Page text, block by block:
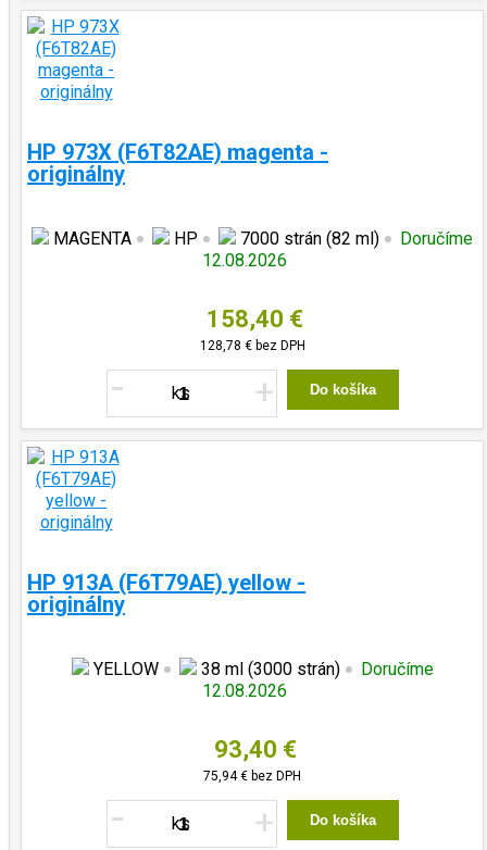
HP 973X (F6T82AE) magenta -
originálny
MAGENTA HP 7000 strán (82 ml)
Doručíme
12.08.2026
158,40 €
128,78 €bez DPH
- + Do košíka
HP 913A (F6T79AE) yellow -
originálny
YELLOW 38 ml (3000 strán)
Doručíme
12.08.2026
93,40 €
75,94 € bez DPH
- + Do košíka